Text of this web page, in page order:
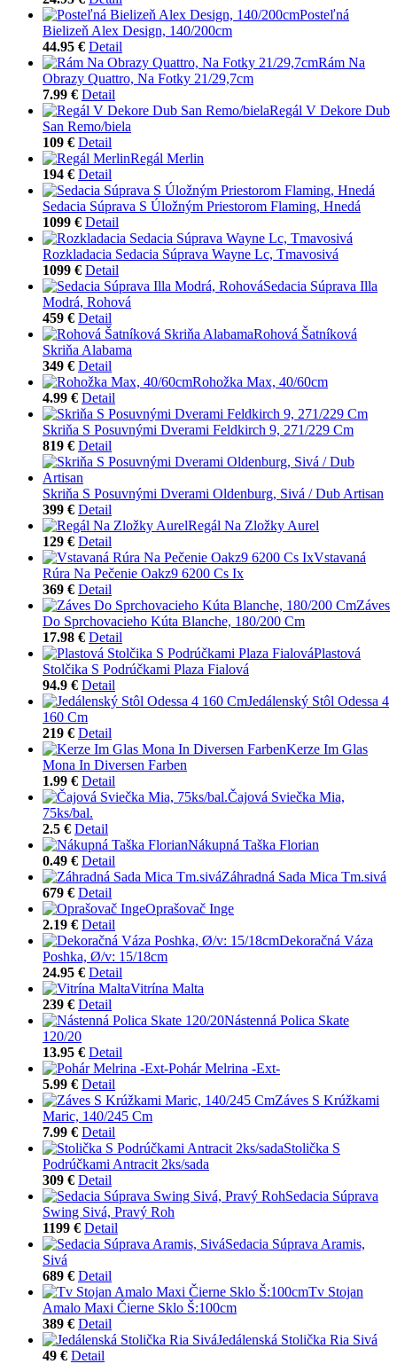
Posteľná
Bielizeň Alex Design, 140/200cm
44.95 € Detail
Rám Na
Obrazy Quattro, Na Fotky 21/29,7cm
7.99 € Detail
Regál V Dekore Dub
San Remo/biela
109 € Detail
Regál Merlin
194 € Detail
Sedacia Súprava S Úložným Priestorom Flaming, Hnedá
1099 € Detail
Rozkladacia Sedacia Súprava Wayne Lc, Tmavosivá
1099 € Detail
Sedacia Súprava Illa
Modrá, Rohová
459 € Detail
Rohová Šatníková
Skriňa Alabama
349 € Detail
Rohožka Max, 40/60cm
4.99 € Detail
Skriňa S Posuvnými Dverami Feldkirch 9, 271/229 Cm
819 € Detail
Skriňa S Posuvnými Dverami Oldenburg, Sivá / Dub Artisan
399 € Detail
Regál Na Zložky Aurel
129 € Detail
Vstavaná
Rúra Na Pečenie Oakz9 6200 Cs Ix
369 € Detail
Záves
Do Sprchovacieho Kúta Blanche, 180/200 Cm
17.98 € Detail
Plastová
Stolčika S Podrúčkami Plaza Fialová
94.9 € Detail
Jedálenský Stôl Odessa 4
160 Cm
219 € Detail
Kerze Im Glas
Mona In Diversen Farben
1.99 € Detail
Čajová Sviečka Mia,
75ks/bal.
2.5 € Detail
Nákupná Taška Florian
0.49 € Detail
Záhradná Sada Mica Tm.sivá
679 € Detail
Oprašovač Inge
2.19 € Detail
Dekoračná Váza
Poshka, Ø/v: 15/18cm
24.95 € Detail
Vitrína Malta
239 € Detail
Nástenná Polica Skate
120/20
13.95 € Detail
Pohár Melrina -Ext-
5.99 € Detail
Záves S Krúžkami
Maric, 140/245 Cm
7.99 € Detail
Stolička S
Podrúčkami Antracit 2ks/sada
309 € Detail
Sedacia Súprava
Swing Sivá, Pravý Roh
1199 € Detail
Sedacia Súprava Aramis,
Sivá
689 € Detail
Tv Stojan
Amalo Maxi Čierne Sklo Š:100cm
389 € Detail
Jedálenská Stolička Ria Sivá
49 € Detail